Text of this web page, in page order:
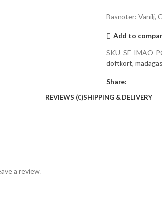
Basnoter: Vanilj,
Add to
SKU: SE-IMAO-
doftkort,
Share:
REVIEWS (0)SHIPPING & DELIVERY
a review.